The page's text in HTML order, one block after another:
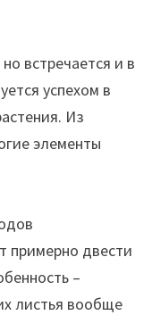
встречается и в
успехом в
Из
элементы
примерно двести
–
листья вообще